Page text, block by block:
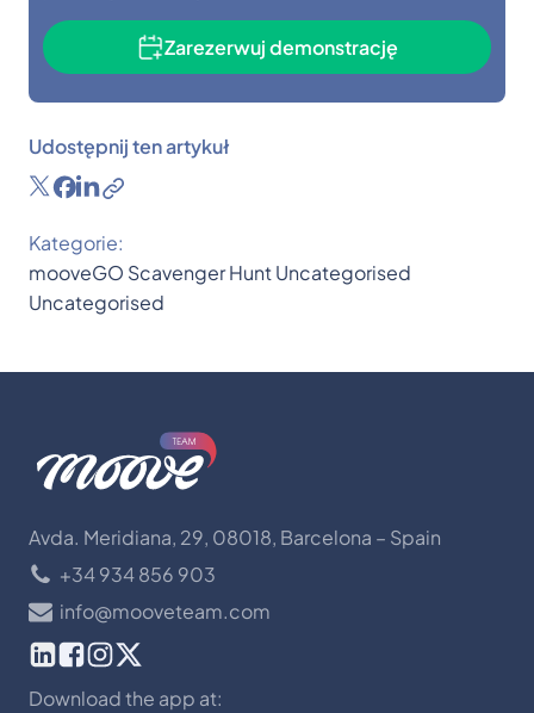
Zarezerwuj demonstrację
Udostępnij ten artykuł
Kategorie:
mooveGO Scavenger HuntUncategorised
Uncategorised
Avda. Meridiana, 29, 08018, Barcelona – Spain
+34 934 856 903
info@mooveteam.com
Download the app at: